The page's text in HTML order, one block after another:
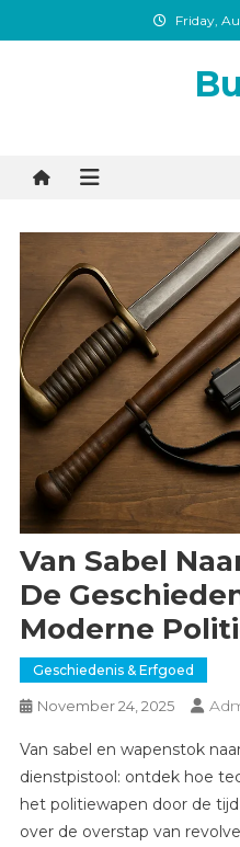
to
Friday,
Van Sabel
De
Moderne
Geschiedenis & Erfgoed
November 24, 2025
Van sabel en wapenstok
dienstpistool: ontdek hoe
het politiewapen door de
over de overstap van